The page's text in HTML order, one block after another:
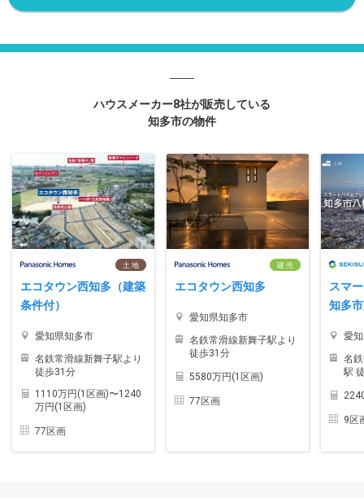
ハウスメーカー8社が販売している
知多市の物件
土 地
エコタウン西知多（建築
条件付）
愛知県知多市
名鉄常滑線新舞子駅より
徒歩31分
1110万円(1区画)〜1240
万円(1区画)
77区画
建 売
エコタウン西知多
愛知県知多市
名鉄常滑線新舞子駅より
徒歩31分
5580万円(1区画)
77区画
スマ
知多
愛
名
駅
9区